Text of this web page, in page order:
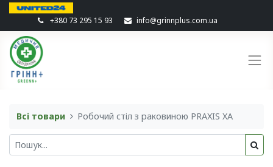
+380 73 295 15 93 info@grinnplus.com.ua
Всі товари Робочий стіл з раковиною PRAXIS XA